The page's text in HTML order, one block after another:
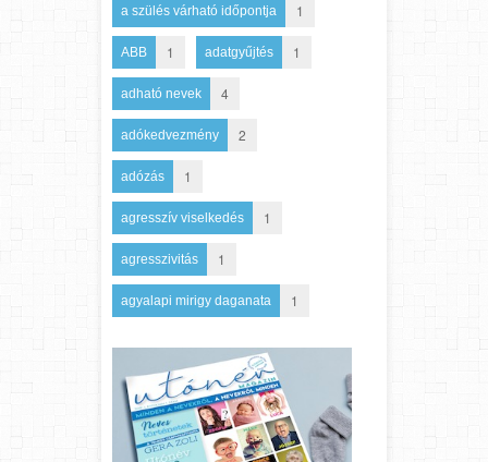
a szülés várható időpontja 1
ABB 1 adatgyűjtés 1
adható nevek 4
adókedvezmény 2
adózás 1
agresszív viselkedés 1
agresszivitás 1
agyalapi mirigy daganata 1